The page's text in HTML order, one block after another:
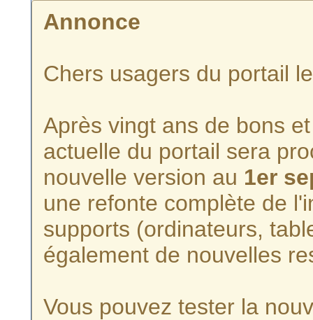
Annonce
Chers usagers du portail
Après vingt ans de bons
actuelle du portail sera
nouvelle version au 1er
une refonte complète de
supports (ordinateurs,
également de nouvelles
Vous pouvez tester la